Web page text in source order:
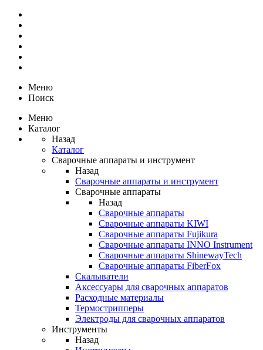
Меню
Поиск
Меню
Каталог
Назад
Каталог
Сварочные аппараты и инструмент
Назад
Сварочные аппараты и инструмент
Сварочные аппараты
Назад
Сварочные аппараты
Сварочные аппараты KIWI
Сварочные аппараты Fujikura
Сварочные аппараты INNO Instrument
Сварочные аппараты ShinewayTech
Cварочные аппараты FiberFox
Скалыватели
Аксессуары для сварочных аппаратов
Расходные материалы
Термострипперы
Электроды для сварочных аппаратов
Инструменты
Назад